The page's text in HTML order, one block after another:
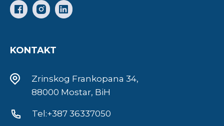
KONTAKT
Zrinskog Frankopana 34,
88000 Mostar, BiH
Tel:+387 36337050